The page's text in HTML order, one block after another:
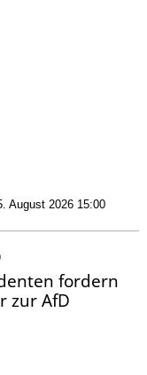
August 2026 15:00
fordern
zur AfD